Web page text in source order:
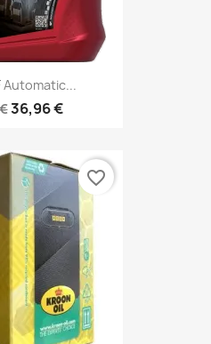
Automatic...
36,96 €
favorite_border